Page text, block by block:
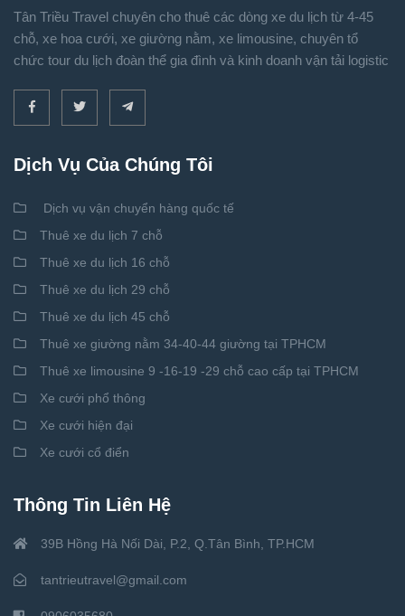
Tân Triều Travel chuyên cho thuê các dòng xe du lịch từ 4-45
chỗ, xe hoa cưới, xe giường nằm, xe limousine, chuyên tổ
chức tour du lịch đoàn thể gia đình và kinh doanh vận tải logistic
Dịch Vụ Của Chúng Tôi
Dịch vụ vận chuyển hàng quốc tế
Thuê xe du lịch 7 chỗ
Thuê xe du lịch 16 chỗ
Thuê xe du lịch 29 chỗ
Thuê xe du lịch 45 chỗ
Thuê xe giường nằm 34-40-44 giường tại TPHCM
Thuê xe limousine 9 -16-19 -29 chỗ cao cấp tại TPHCM
Xe cưới phổ thông
Xe cưới hiện đại
Xe cưới cổ điển
Thông Tin Liên Hệ
39B Hồng Hà Nối Dài, P.2, Q.Tân Bình, TP.HCM
tantrieutravel@gmail.com